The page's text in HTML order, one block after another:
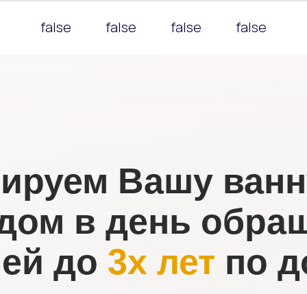
false false false false
Вашу
в день
до 3х лет по